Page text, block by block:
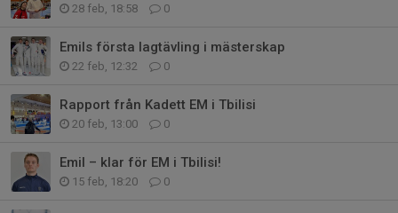
28 feb, 18:58 0
Emils första lagtävling i mästerskap
22 feb, 12:32 0
Rapport från Kadett EM i Tbilisi
20 feb, 13:00 0
Emil – klar för EM i Tbilisi!
15 feb, 18:20 0